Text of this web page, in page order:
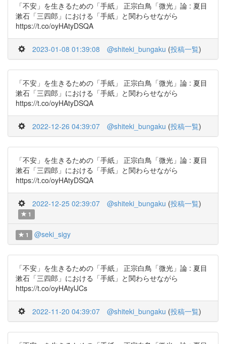
「不安」を生きるための「手紙」 正宗白鳥「微光」論 : 夏目
漱石「三四郎」における「手紙」と関わらせながら
https://t.co/oyHAtyDSQA
2023-01-08 01:39:08 @shiteki_bungaku (投稿一覧)
「不安」を生きるための「手紙」 正宗白鳥「微光」論 : 夏目
漱石「三四郎」における「手紙」と関わらせながら
https://t.co/oyHAtyDSQA
2022-12-26 04:39:07 @shiteki_bungaku (投稿一覧)
「不安」を生きるための「手紙」 正宗白鳥「微光」論 : 夏目
漱石「三四郎」における「手紙」と関わらせながら
https://t.co/oyHAtyDSQA
2022-12-25 02:39:07 @shiteki_bungaku (投稿一覧)
1
1 @seki_sigy
「不安」を生きるための「手紙」 正宗白鳥「微光」論 : 夏目
漱石「三四郎」における「手紙」と関わらせながら
https://t.co/oyHAtylJCs
2022-11-20 04:39:07 @shiteki_bungaku (投稿一覧)